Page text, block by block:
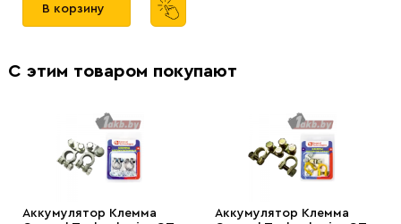
В корзину
С этим товаром покупают
Аккумулятор Клемма
Аккумулятор Клемма